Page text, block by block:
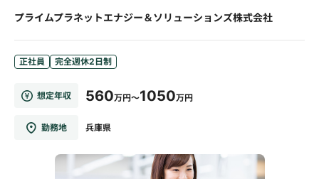
プライムプラネットエナジー＆ソリューションズ株式会社
正社員 完全週休2日制
想定年収 560万円～1050万円
勤務地 兵庫県